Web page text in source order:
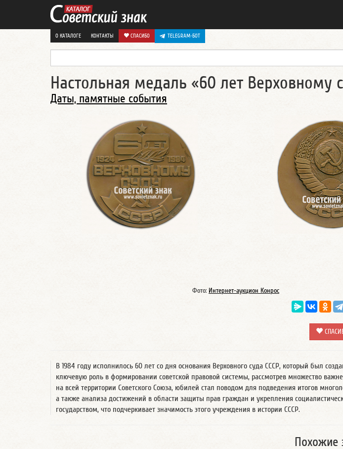
О КАТАЛОГЕ КОНТАКТЫ СПАСИБО TELEGRAM-БОТ
Настольная медаль «60 лет Верховному
Даты, памятные события
Фото: Интернет-аукцион Конрос
В 1984 году исполнилось 60 лет со дня основания Верховного суда СССР, который был
ключевую роль в формировании советской правовой системы, рассмотрев множество
на всей территории Советского Союза, юбилей стал поводом для подведения итогов
а также анализа достижений в области защиты прав граждан и укрепления
государством, что подчеркивает значимость этого учреждения в истории СССР.
Похожие